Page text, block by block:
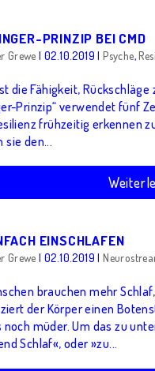
PRINZIP BEI CMD
Grewe | 02.10.2019 |Psyche,
die Fähigkeit,
Prinzip“ verwendet fünf
frühzeitig erkennen
sie den...
EINSCHLAFEN
Grewe | 02.10.2019 |
brauchen mehr
der Körper einen
müder. Um das zu
Schlaf«, oder »zu...